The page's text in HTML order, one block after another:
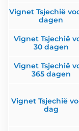
Vignet Tsjechië
dagen
Vignet Tsjechië
30 dagen
Vignet Tsjechië
365 dagen
Vignet Tsjechië
dag